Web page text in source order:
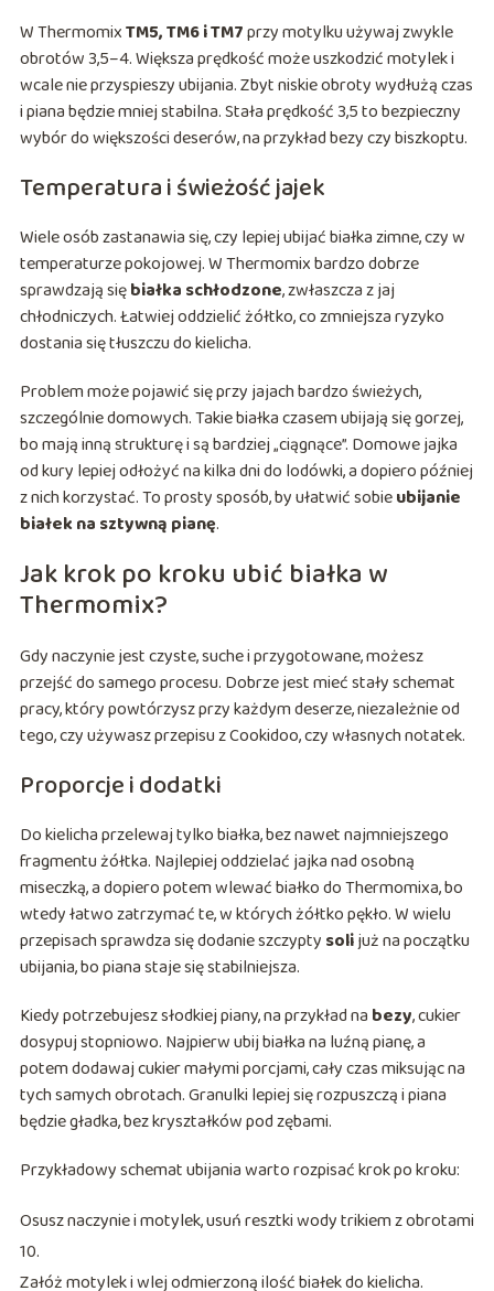
W ThermomixTM5, TM6 i TM7przy motylku używaj zwykle
obrotów 3,5–4. Większa prędkość może uszkodzić motylek i
wcale nie przyspieszy ubijania. Zbyt niskie obroty wydłużą czas
i piana będzie mniej stabilna. Stała prędkość 3,5 to bezpieczny
wybór do większości deserów, na przykład bezy czy biszkoptu.
Temperatura i świeżość jajek
Wiele osób zastanawia się, czy lepiej ubijać białka zimne, czy w
temperaturze pokojowej. W Thermomix bardzo dobrze
sprawdzają siębiałka schłodzone, zwłaszcza z jaj
chłodniczych. Łatwiej oddzielić żółtko, co zmniejsza ryzyko
dostania się tłuszczu do kielicha.
Problem może pojawić się przy jajach bardzo świeżych,
szczególnie domowych. Takie białka czasem ubijają się gorzej,
bo mają inną strukturę i są bardziej „ciągnące”. Domowe jajka
od kury lepiej odłożyć na kilka dni do lodówki, a dopiero później
z nich korzystać. To prosty sposób, by ułatwić sobieubijanie
białek na sztywną pianę.
Jak krok po kroku ubić białka w
Thermomix?
Gdy naczynie jest czyste, suche i przygotowane, możesz
przejść do samego procesu. Dobrze jest mieć stały schemat
pracy, który powtórzysz przy każdym deserze, niezależnie od
tego, czy używasz przepisu z Cookidoo, czy własnych notatek.
Proporcje i dodatki
Do kielicha przelewaj tylko białka, bez nawet najmniejszego
fragmentu żółtka. Najlepiej oddzielać jajka nad osobną
miseczką, a dopiero potem wlewać białko do Thermomixa, bo
wtedy łatwo zatrzymać te, w których żółtko pękło. W wielu
przepisach sprawdza się dodanie szczypty solijuż na początku
ubijania, bo piana staje się stabilniejsza.
Kiedy potrzebujesz słodkiej piany, na przykład na bezy, cukier
dosypuj stopniowo. Najpierw ubij białka na luźną pianę, a
potem dodawaj cukier małymi porcjami, cały czas miksując na
tych samych obrotach. Granulki lepiej się rozpuszczą i piana
będzie gładka, bez kryształków pod zębami.
Przykładowy schemat ubijania warto rozpisać krok po kroku:
Osusz naczynie i motylek, usuń resztki wody trikiem z obrotami
10.
Załóż motylek i wlej odmierzoną ilość białek do kielicha.